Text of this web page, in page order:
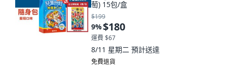
萄) 15包/盒
$199
9%$180
運費 $67
8/11 星期二 預計送達
免費退貨